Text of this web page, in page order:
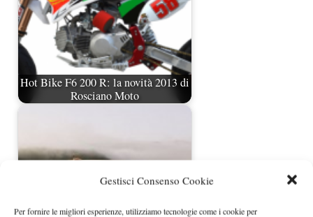
Gestisci Consenso Cookie
Per fornire le migliori esperienze, utilizziamo tecnologie come i cookie per
Hot Bike F6 200 R: la novità 2013 di
Rosciano Moto